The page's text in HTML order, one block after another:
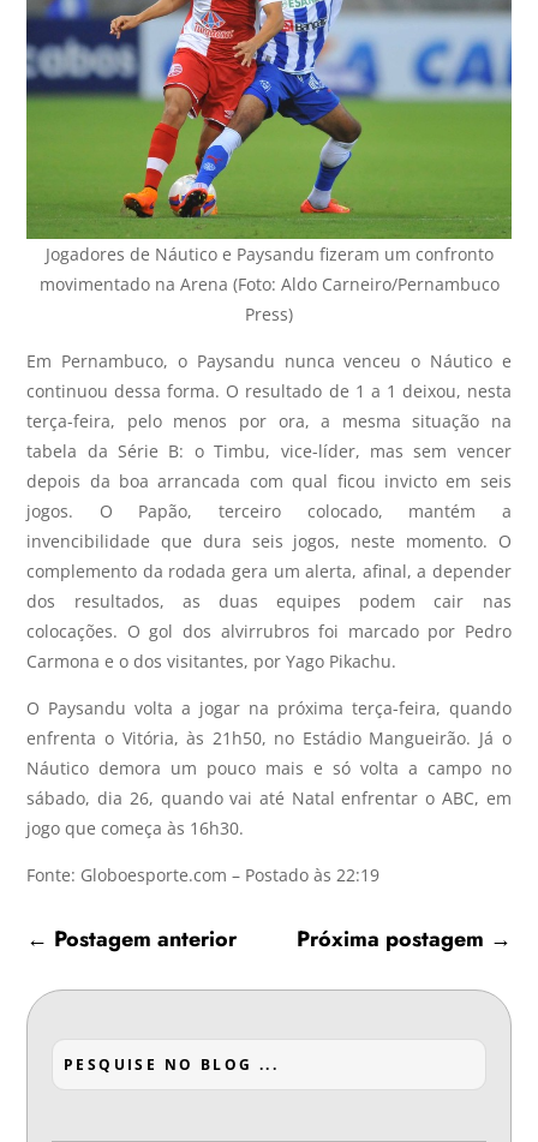
Jogadores de Náutico e Paysandu fizeram um confronto
movimentado na Arena (Foto: Aldo Carneiro/Pernambuco
Press)
Em Pernambuco, o Paysandu nunca venceu o Náutico e
continuou dessa forma. O resultado de 1 a 1 deixou, nesta
terça-feira, pelo menos por ora, a mesma situação na
tabela da Série B: o Timbu, vice-líder, mas sem vencer
depois da boa arrancada com qual ficou invicto em seis
jogos. O Papão, terceiro colocado, mantém a
invencibilidade que dura seis jogos, neste momento. O
complemento da rodada gera um alerta, afinal, a depender
dos resultados, as duas equipes podem cair nas
colocações. O gol dos alvirrubros foi marcado por Pedro
Carmona e o dos visitantes, por Yago Pikachu.
O Paysandu volta a jogar na próxima terça-feira, quando
enfrenta o Vitória, às 21h50, no Estádio Mangueirão. Já o
Náutico demora um pouco mais e só volta a campo no
sábado, dia 26, quando vai até Natal enfrentar o ABC, em
jogo que começa às 16h30.
Fonte: Globoesporte.com – Postado às 22:19
← Postagem anterior Próxima postagem →